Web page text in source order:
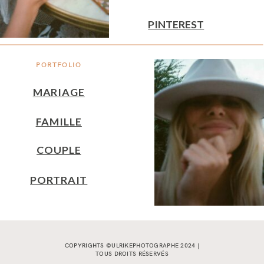
PORTFOLIO
MARIAGE
FAMILLE
PINTEREST
COUPLE
PORTRAIT
COPYRIGHTS ©ULRIKEPHOTOGRAPHE 2024 |
TOUS DROITS RÉSERVÉS